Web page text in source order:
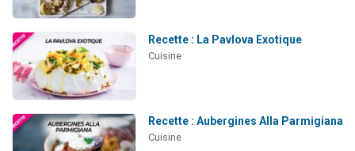
Recette : La Pavlova Exotique
Cuisine
Recette : Aubergines Alla Parmigiana
Cuisine